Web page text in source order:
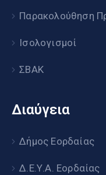
Παρακολούθηση
Ισολογισμοί
ΣΒΑΚ
Διαύγεια
Δήμος Εορδαίας
Δ.Ε.Υ.Α. Εορδαίας